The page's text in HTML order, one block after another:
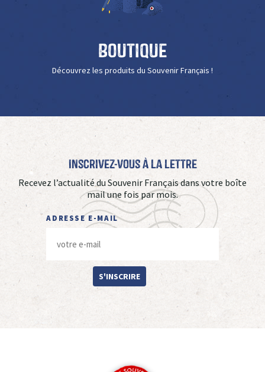
Boutique
Découvrez les produits du Souvenir Français !
Inscrivez-vous à La Lettre
Recevez l’actualité du Souvenir Français dans votre boîte
mail une fois par mois.
ADRESSE E-MAIL
S'INSCRIRE